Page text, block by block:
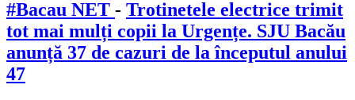
#Bacau NET - Trotinetele electrice trimit
tot mai mulți copii la Urgențe. SJU Bacău
anunță 37 de cazuri de la începutul anului
47